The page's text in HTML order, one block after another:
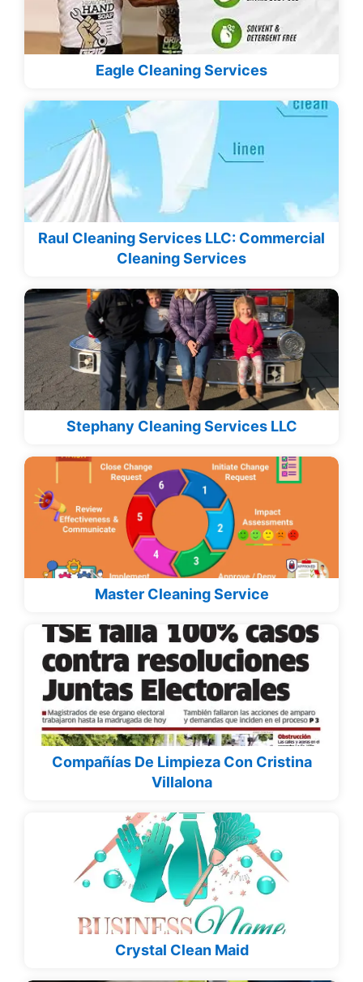
Eagle Cleaning Services
Raul Cleaning Services LLC: Commercial
Cleaning Services
Stephany Cleaning Services LLC
Master Cleaning Service
Compañías De Limpieza Con Cristina
Villalona
Crystal Clean Maid